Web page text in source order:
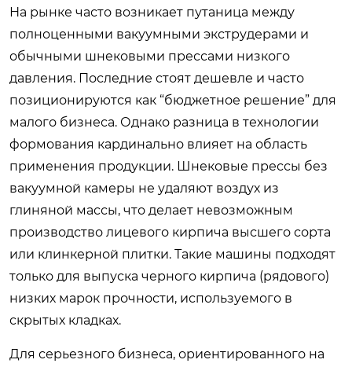
На рынке часто возникает путаница между
полноценными вакуумными экструдерами и
обычными шнековыми прессами низкого
давления. Последние стоят дешевле и часто
позиционируются как “бюджетное решение” для
малого бизнеса. Однако разница в технологии
формования кардинально влияет на область
применения продукции. Шнековые прессы без
вакуумной камеры не удаляют воздух из
глиняной массы, что делает невозможным
производство лицевого кирпича высшего сорта
или клинкерной плитки. Такие машины подходят
только для выпуска черного кирпича (рядового)
низких марок прочности, используемого в
скрытых кладках.
Для серьезного бизнеса, ориентированного на